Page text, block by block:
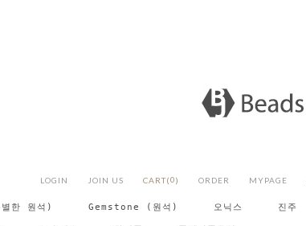
LOGIN JOIN US CART(0) ORDER MYPAGE
한 원석) Gemstone (원석) 오닉스 진주